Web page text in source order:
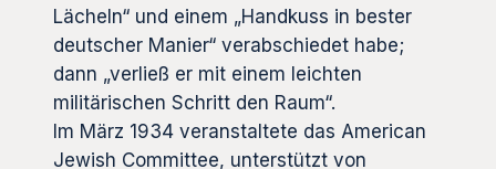
Lächeln“ und einem „Handkuss in bester
deutscher Manier“ verabschiedet habe;
dann „verließ er mit einem leichten
militärischen Schritt den Raum“.
Im März 1934 veranstaltete das American
Jewish Committee, unterstützt von